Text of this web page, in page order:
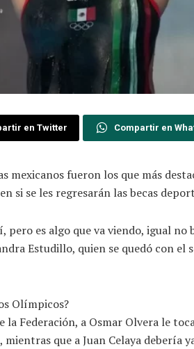
en Twitter Compartir en
mexicanos fueron los que más
si se les regresarán las becas
pero es algo que va viendo, igual no
Estudillo, quien se quedó con el
Olímpicos?
la Federación, a Osmar Olvera le
que a Juan Celaya debería